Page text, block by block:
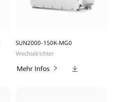
SUN2000-150K-MG0
Wechselrichter
Mehr Infos Downloads